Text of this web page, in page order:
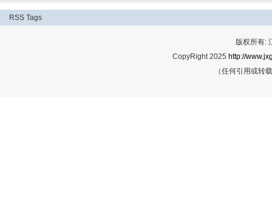
RSS Tags
版权所有:
CopyRight 2025 http://
（任何引用或转